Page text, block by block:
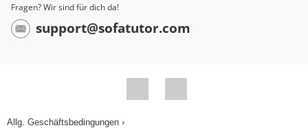
Fragen? Wir sind für dich da!
support@sofatutor.com
Allg. Geschäftsbedingungen ›